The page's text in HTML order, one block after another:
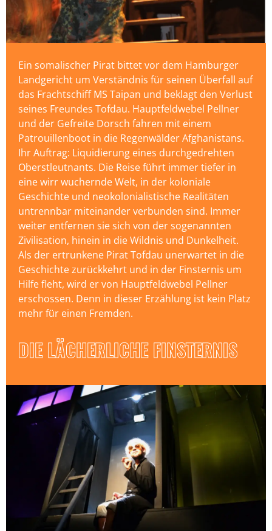
Ein somalischer Pirat bittet vor dem Hamburger
Landgericht um Verständnis für seinen Überfall auf
das Frachtschiff MS Taipan und beklagt den Verlust
seines Freundes Tofdau. Hauptfeldwebel Pellner
und der Gefreite Dorsch fahren mit einem
Patrouillenboot in die Regenwälder Afghanistans.
Ihr Auftrag: Liquidierung eines durchgedrehten
Oberstleutnants. Die Reise führt immer tiefer in
eine wirr wuchernde Welt, in der koloniale
Geschichte und neokolonialistische Realitäten
untrennbar miteinander verbunden sind. Immer
weiter entfernen sie sich von der sogenannten
Zivilisation, hinein in die Wildnis und Dunkelheit.
Als der ertrunkene Pirat Tofdau unerwartet in die
Geschichte zurückkehrt und in der Finsternis um
Hilfe fleht, wird er von Hauptfeldwebel Pellner
erschossen. Denn in dieser Erzählung ist kein Platz
mehr für einen Fremden.
DIE LÄCHERLICHE FINSTERNIS